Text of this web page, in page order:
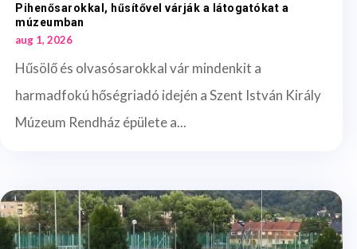
Pihenősarokkal, hűsítővel várják a látogatókat a
múzeumban
aug 1, 2026
Hűsölő és olvasósarokkal vár mindenkit a
harmadfokú hőségriadó idején a Szent István Király
Múzeum Rendház épülete a...